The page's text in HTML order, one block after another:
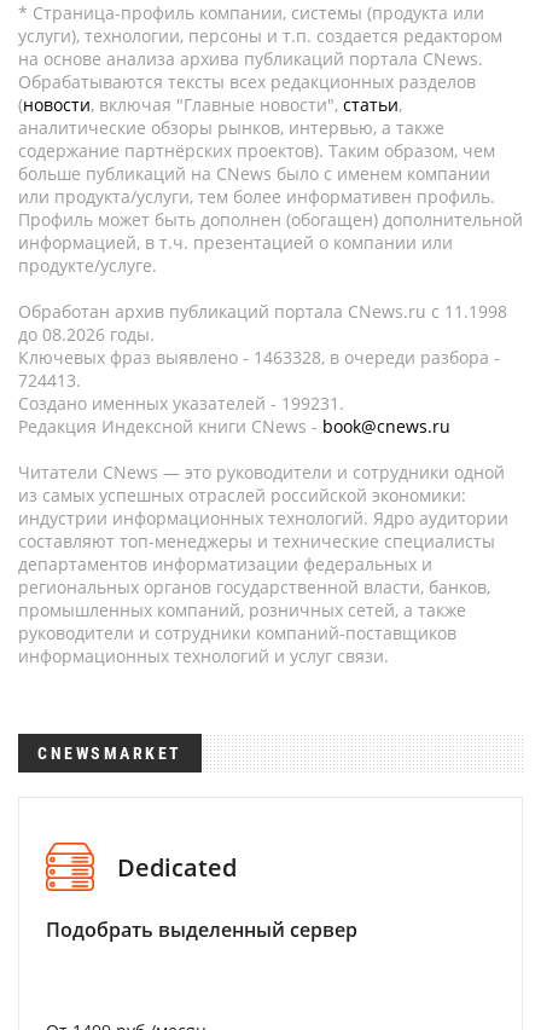
* Страница-профиль компании, системы (продукта или
услуги), технологии, персоны и т.п. создается редактором
на основе анализа архива публикаций портала CNews.
Обрабатываются тексты всех редакционных разделов
(новости, включая "Главные новости", статьи,
аналитические обзоры рынков, интервью, а также
содержание партнёрских проектов). Таким образом, чем
больше публикаций на CNews было с именем компании
или продукта/услуги, тем более информативен профиль.
Профиль может быть дополнен (обогащен) дополнительной
информацией, в т.ч. презентацией о компании или
продукте/услуге.
Обработан архив публикаций портала CNews.ru c 11.1998
до 08.2026 годы.
Ключевых фраз выявлено - 1463328, в очереди разбора -
724413.
Создано именных указателей - 199231.
Редакция Индексной книги CNews - book@cnews.ru
Читатели CNews — это руководители и сотрудники одной
из самых успешных отраслей российской экономики:
индустрии информационных технологий. Ядро аудитории
составляют топ-менеджеры и технические специалисты
департаментов информатизации федеральных и
региональных органов государственной власти, банков,
промышленных компаний, розничных сетей, а также
руководители и сотрудники компаний-поставщиков
информационных технологий и услуг связи.
CNEWSMARKET
Dedicated
Подобрать выделенный сервер